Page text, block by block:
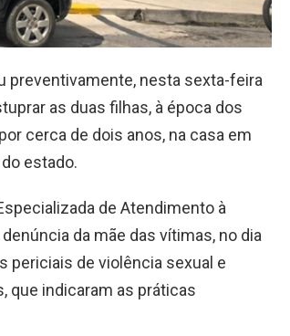
preventivamente, nesta sexta-feira
as duas filhas, à época dos
cerca de dois anos, na casa em
estado.
de Atendimento à
da mãe das vítimas, no dia
periciais de violência sexual e
que indicaram as práticas